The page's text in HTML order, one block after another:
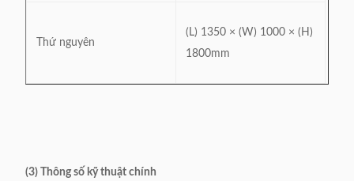
Thứ nguyên
(L) 1350 × (W) 1000 × (H)
1800mm
(3) Thông số kỹ thuật chính